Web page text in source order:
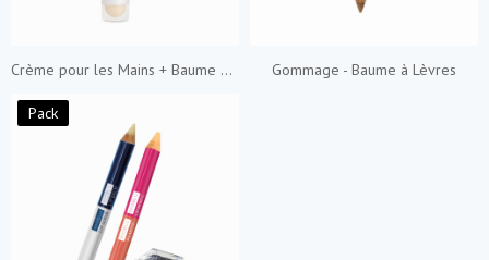
Crème pour les Mains + Baume à lèvres Gommage - Baume à Lèvres
Pack